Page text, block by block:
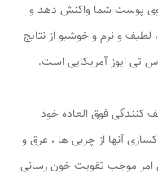
پوست شما واکنش دهد و
و نرم و خوشبو از نتایج
تی ایوز آمریکایی است.
کنندگی فوق العاده خود
آنها از چربی ها ، عرق و
امر موجب تقویت خون رسانی